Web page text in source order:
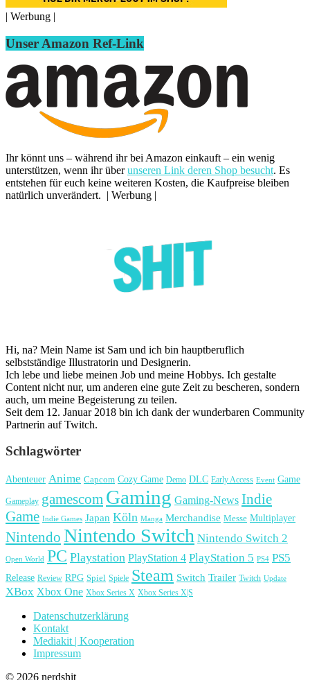
| Werbung |
Unser Amazon Ref-Link
Ihr könnt uns – während ihr bei Amazon einkauft – ein wenig
unterstützen, wenn ihr überunseren Link deren Shop besucht. Es
entstehen für euch keine weiteren Kosten, die Kaufpreise bleiben
natürlich unverändert. | Werbung |
Hi, na? Mein Name ist Sam und ich bin hauptberuflich
selbstständige Illustratorin und Designerin.
Ich lebe und liebe meinen Job und meine Hobbys. Ich gestalte
Content nicht nur, um anderen eine gute Zeit zu bescheren, sondern
auch, um meine Begeisterung zu teilen.
Seit dem 12. Januar 2018 bin ich dank der wunderbaren Community
Partnerin auf Twitch.
Schlagwörter
Abenteuer Anime Capcom Cozy Game Demo DLC Early Access Event Game
Gameplay gamescom Gaming Gaming-News Indie
Game Indie Games Japan Köln Manga Merchandise Messe Multiplayer
Nintendo Nintendo Switch Nintendo Switch 2
Open World PC Playstation PlayStation 4 PlayStation 5 PS4 PS5
Release Review RPG Spiel Spiele Steam Switch Trailer Twitch Update
XBox Xbox One Xbox Series X Xbox Series X|S
Datenschutzerklärung
Kontakt
Mediakit | Kooperation
Impressum
© 2026 nerdshit